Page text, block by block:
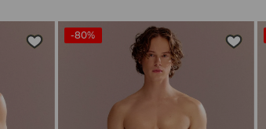
-80%